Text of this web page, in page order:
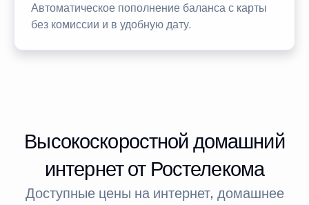
Автоматическое пополнение баланса с карты
без комиссии и в удобную дату.
Высокоскоростной домашний
интернет от Ростелекома
Доступные цены на интернет, домашнее